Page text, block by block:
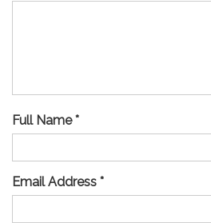
Full Name *
Email Address *